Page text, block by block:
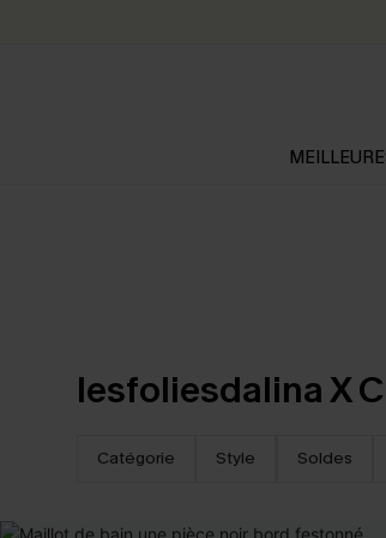
lesfoliesdalina X
Catégorie Style Soldes